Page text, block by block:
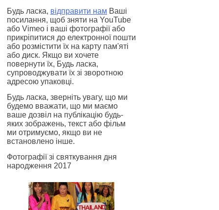
Будь ласка, відправити нам Ваші
посилання, щоб зняти на YouTube
або Vimeo і ваші фотографії або
прикріпитися до електронної пошти
або розмістити їх на карту пам'яті
або диск. Якщо ви хочете
повернути їх, Будь ласка,
супроводжувати їх зі зворотною
адресою упаковці.
Будь ласка, зверніть увагу, що ми
будемо вважати, що ми маємо
ваше дозвіл на публікацію будь-
яких зображень, текст або фільм
ми отримуємо, якщо ви не
встановлено інше.
Фотографії зі святкування дня
народження 2017